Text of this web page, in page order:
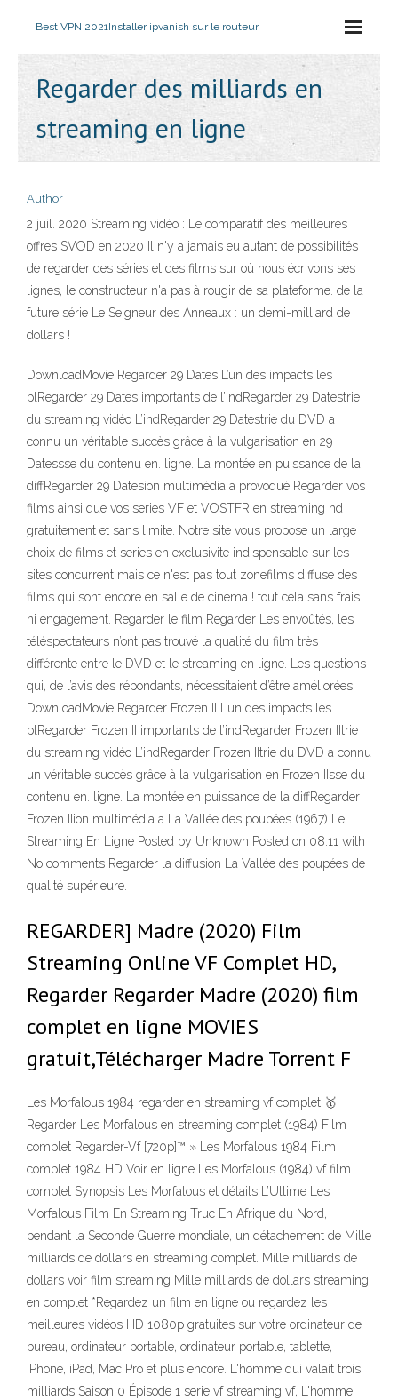
Best VPN 2021Installer ipvanish sur le routeur
Regarder des milliards en
streaming en ligne
Author
2 juil. 2020 Streaming vidéo : Le comparatif des meilleures
offres SVOD en 2020 Il n'y a jamais eu autant de possibilités
de regarder des séries et des films sur où nous écrivons ses
lignes, le constructeur n'a pas à rougir de sa plateforme. de la
future série Le Seigneur des Anneaux : un demi-milliard de
dollars !
DownloadMovie Regarder 29 Dates L’un des impacts les
plRegarder 29 Dates importants de l’indRegarder 29 Datestrie
du streaming vidéo L’indRegarder 29 Datestrie du DVD a
connu un véritable succès grâce à la vulgarisation en 29
Datessse du contenu en. ligne. La montée en puissance de la
diffRegarder 29 Datesion multimédia a provoqué Regarder vos
films ainsi que vos series VF et VOSTFR en streaming hd
gratuitement et sans limite. Notre site vous propose un large
choix de films et series en exclusivite indispensable sur les
sites concurrent mais ce n'est pas tout zonefilms diffuse des
films qui sont encore en salle de cinema ! tout cela sans frais
ni engagement. Regarder le film Regarder Les envoûtés, les
téléspectateurs n’ont pas trouvé la qualité du film très
différente entre le DVD et le streaming en ligne. Les questions
qui, de l’avis des répondants, nécessitaient d’être améliorées
DownloadMovie Regarder Frozen II L’un des impacts les
plRegarder Frozen II importants de l’indRegarder Frozen IItrie
du streaming vidéo L’indRegarder Frozen IItrie du DVD a connu
un véritable succès grâce à la vulgarisation en Frozen IIsse du
contenu en. ligne. La montée en puissance de la diffRegarder
Frozen IIion multimédia a La Vallée des poupées (1967) Le
Streaming En Ligne Posted by Unknown Posted on 08.11 with
No comments Regarder la diffusion La Vallée des poupées de
qualité supérieure.
REGARDER] Madre (2020) Film
Streaming Online VF Complet HD,
Regarder Regarder Madre (2020) film
complet en ligne MOVIES
gratuit,Télécharger Madre Torrent F
Les Morfalous 1984 regarder en streaming vf complet 🥇
Regarder Les Morfalous en streaming complet (1984) Film
complet Regarder-Vf [720p]™ » Les Morfalous 1984 Film
complet 1984 HD Voir en ligne Les Morfalous (1984) vf film
complet Synopsis Les Morfalous et détails L’Ultime Les
Morfalous Film En Streaming Truc En Afrique du Nord,
pendant la Seconde Guerre mondiale, un détachement de Mille
milliards de dollars en streaming complet. Mille milliards de
dollars voir film streaming Mille milliards de dollars streaming
en complet *Regardez un film en ligne ou regardez les
meilleures vidéos HD 1080p gratuites sur votre ordinateur de
bureau, ordinateur portable, ordinateur portable, tablette,
iPhone, iPad, Mac Pro et plus encore. L'homme qui valait trois
milliards Saison 0 Épisode 1 serie vf streaming vf, L'homme